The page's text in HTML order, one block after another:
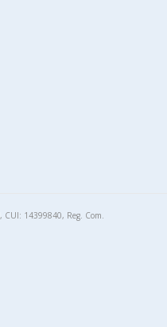
, CUI: 14399840, Reg. Com.